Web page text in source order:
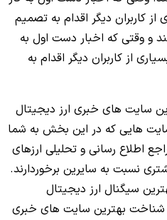
کاربران دیگر اقدام به تصمیم
و وقتی که اخبار دست اول به
از کاربران دیگر اقدام به
سایت های خبری ارز دیجیتال
هایی که در این بخش به شما
اطلاع رسانی و تحلیلی ارزهای
نسبت به سایرین برخوردارند.
سیگنال ارز دیجیتال
شناخت بهترین سایت های خبری